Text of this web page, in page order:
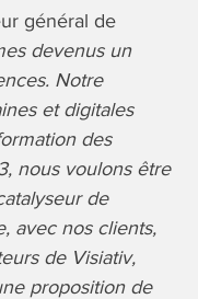
général de
devenus un
Notre
et digitales
des
nous voulons être
de
avec nos clients,
de Visiativ,
proposition de